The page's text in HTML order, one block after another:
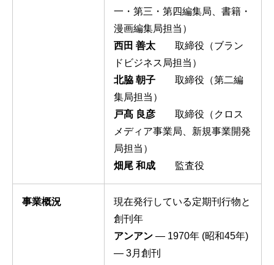
一・第三・第四編集局、書籍・
漫画編集局担当）
西田 善太 取締役（ブラン
ドビジネス局担当）
北脇 朝子 取締役（第二編
集局担当）
戸髙 良彦 取締役（クロス
メディア事業局、新規事業開発
局担当）
畑尾 和成 監査役
事業概況
現在発行している定期刊行物と
創刊年
アンアン — 1970年 (昭和45年)
— 3月創刊